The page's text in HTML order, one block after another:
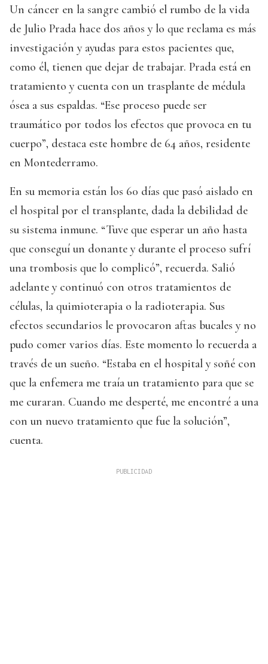
Un cáncer en la sangre cambió el rumbo de la vida
de Julio Prada hace dos años y lo que reclama es más
investigación y ayudas para estos pacientes que,
como él, tienen que dejar de trabajar. Prada está en
tratamiento y cuenta con un trasplante de médula
ósea a sus espaldas. “Ese proceso puede ser
traumático por todos los efectos que provoca en tu
cuerpo”, destaca este hombre de 64 años, residente
en Montederramo.
En su memoria están los 60 días que pasó aislado en
el hospital por el transplante, dada la debilidad de
su sistema inmune. “Tuve que esperar un año hasta
que conseguí un donante y durante el proceso sufrí
una trombosis que lo complicó”, recuerda. Salió
adelante y continuó con otros tratamientos de
células, la quimioterapia o la radioterapia. Sus
efectos secundarios le provocaron aftas bucales y no
pudo comer varios días. Este momento lo recuerda a
través de un sueño. “Estaba en el hospital y soñé con
que la enfemera me traía un tratamiento para que se
me curaran. Cuando me desperté, me encontré a una
con un nuevo tratamiento que fue la solución”,
cuenta.